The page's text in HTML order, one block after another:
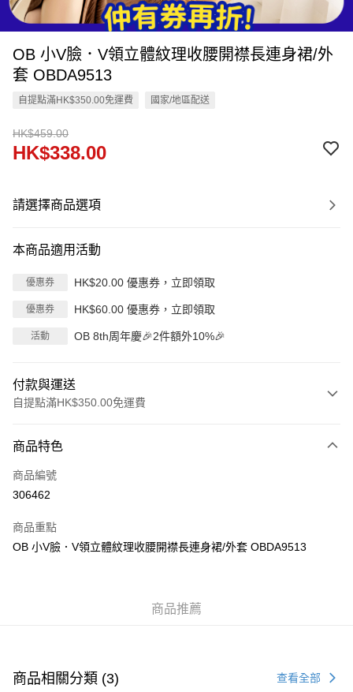
OB 小V臉．V領立體紋理收腰開襟長連身裙/外
套 OBDA9513
自提點滿HK$350.00免運費 國家/地區配送
HK$459.00
HK$338.00
請選擇商品選項
本商品適用活動
優惠券 HK$20.00 優惠券，立即領取
優惠券 HK$60.00 優惠券，立即領取
活動 OB 8th周年慶🎉2件額外10%🎉
付款與運送
自提點滿HK$350.00免運費
信用卡
Apple Pay
PayMe
付款後順豐站及營業點
商品特色
商品編號
306462
商品重點
OB 小V臉．V領立體紋理收腰開襟長連身裙/外套 OBDA9513
商品推薦
商品相關分類 (3) 查看全部